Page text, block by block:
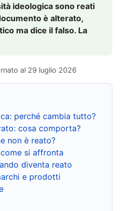
ideologica sono reati
è alterato,
ma dice il falso. La
al 29 luglio 2026
perché cambia tutto?
cosa comporta?
non è reato?
si affronta
diventa reato
e prodotti